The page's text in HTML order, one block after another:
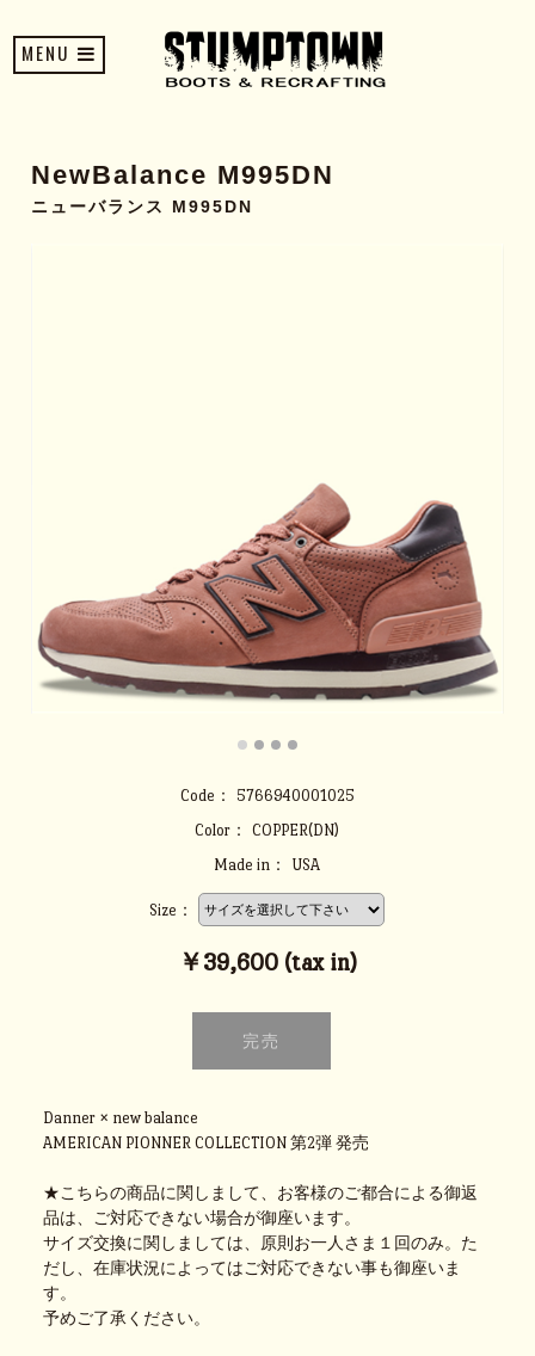
MENU
NewBalance M995DN
ニューバランス M995DN
Code：
5766940001025
Color：
COPPER(DN)
Made in：
USA
Size：
￥39,600 (tax in)
Danner × new balance
AMERICAN PIONNER COLLECTION 第2弾 発売
★こちらの商品に関しまして、お客様のご都合による御返
品は、ご対応できない場合が御座います。
サイズ交換に関しましては、原則お一人さま１回のみ。た
だし、在庫状況によってはご対応できない事も御座いま
す。
予めご了承ください。